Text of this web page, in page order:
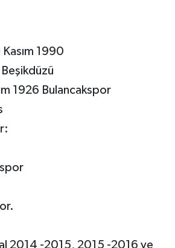
1990
1926 Bulancakspor
2014 -2015, 2015 -2016 ve